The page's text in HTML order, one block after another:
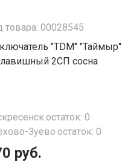
товара: 00028545
"TDM" "Таймыр"
2CП сосна
остаток: 0
Зуево остаток: 0
руб.